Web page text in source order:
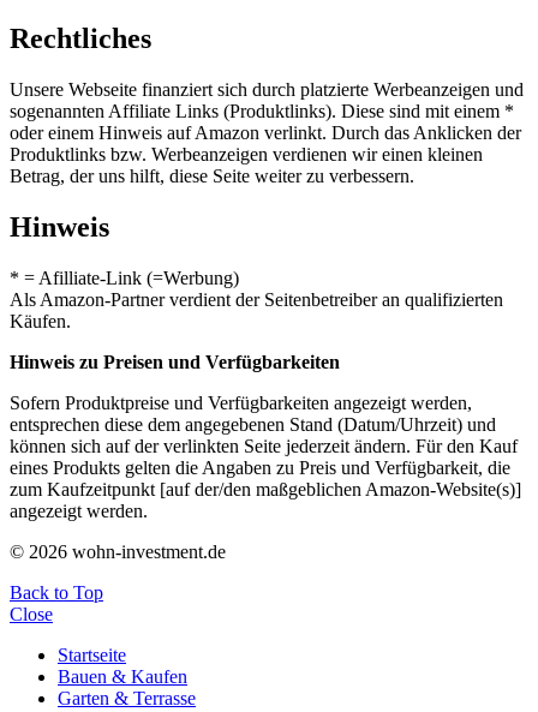
Rechtliches
Unsere Webseite finanziert sich durch platzierte Werbeanzeigen und
sogenannten Affiliate Links (Produktlinks). Diese sind mit einem *
oder einem Hinweis auf Amazon verlinkt. Durch das Anklicken der
Produktlinks bzw. Werbeanzeigen verdienen wir einen kleinen
Betrag, der uns hilft, diese Seite weiter zu verbessern.
Hinweis
* = Afilliate-Link (=Werbung)
Als Amazon-Partner verdient der Seitenbetreiber an qualifizierten
Käufen.
Hinweis zu Preisen und Verfügbarkeiten
Sofern Produktpreise und Verfügbarkeiten angezeigt werden,
entsprechen diese dem angegebenen Stand (Datum/Uhrzeit) und
können sich auf der verlinkten Seite jederzeit ändern. Für den Kauf
eines Produkts gelten die Angaben zu Preis und Verfügbarkeit, die
zum Kaufzeitpunkt [auf der/den maßgeblichen Amazon-Website(s)]
angezeigt werden.
© 2026 wohn-investment.de
Back to Top
Close
Startseite
Bauen & Kaufen
Garten & Terrasse